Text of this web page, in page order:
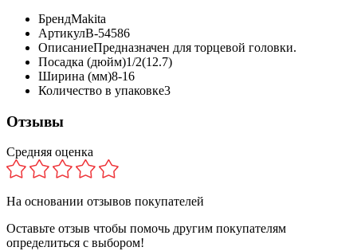
БрендMakita
АртикулB-54586
ОписаниеПредназначен для торцевой головки.
Посадка (дюйм)1/2(12.7)
Ширина (мм)8-16
Количество в упаковке3
Отзывы
Средняя оценка
На основании отзывов покупателей
Оставьте отзыв чтобы помочь другим покупателям
определиться с выбором!